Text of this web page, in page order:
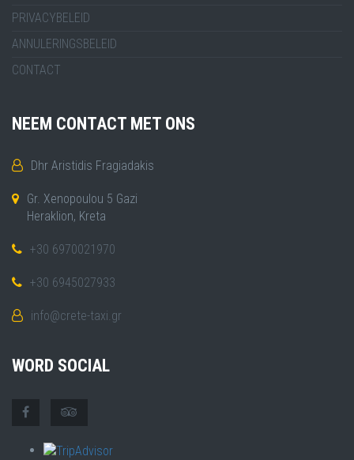
PRIVACYBELEID
ANNULERINGSBELEID
CONTACT
NEEM CONTACT MET ONS
Dhr Aristidis Fragiadakis
Gr. Xenopoulou 5 Gazi
Heraklion, Kreta
+30 6970021970
+30 6945027933
info@crete-taxi.gr
WORD SOCIAL